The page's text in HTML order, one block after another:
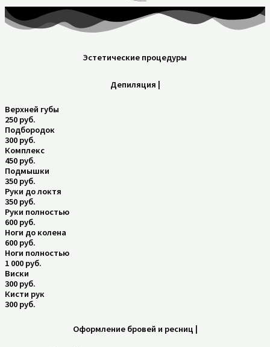
Эстетические процедуры
Депиляция |
Верхней губы
250 руб.
Подбородок
300 руб.
Комплекс
450 руб.
Подмышки
350 руб.
Руки до локтя
350 руб.
Руки полностью
600 руб.
Ноги до колена
600 руб.
Ноги полностью
1 000 руб.
Виски
300 руб.
Кисти рук
300 руб.
Оформление бровей и ресниц |